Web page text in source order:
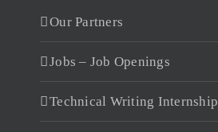
Our Partners
Jobs – Job Openings
Technical Writing Internship